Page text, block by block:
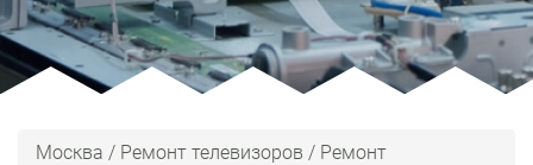
Москва / Ремонт телевизоров / Ремонт